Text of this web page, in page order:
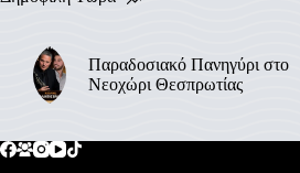
Παραδοσιακό Πανηγύρι στο
Νεοχώρι Θεσπρωτίας